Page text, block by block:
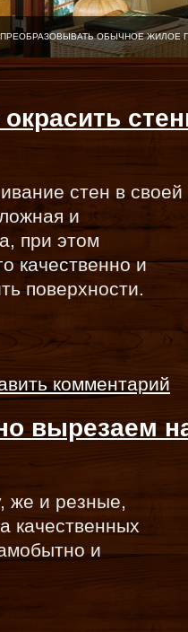
ПРЕОБРАЗОВЫВАТЬ ОБЫЧНОЕ
окрасить
стен в своей
и
при этом
качественно и
поверхности.
комментарий
вырезаем
же и резные,
качественных
и